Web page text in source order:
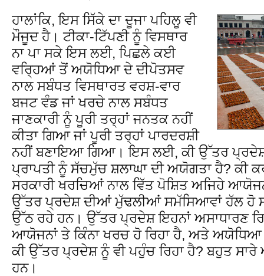
ਹਾਲਾਂਕਿ, ਇਸ ਸਿੱਕੇ ਦਾ ਦੂਜਾ ਪਹਿਲੂ ਵੀ
ਮੌਜੂਦ ਹੈ। ਟੀਕਾ-ਟਿੱਪਣੀ ਨੂੰ ਵਿਸਥਾਰ
ਨਾ ਪਾ ਸਕੇ ਇਸ ਲਈ, ਪਿਛਲੇ ਕਈ
ਵਰ੍ਹਿਆਂ ਤੋਂ ਅਯੋਧਿਆ ਦੇ ਦੀਪੋਤਸਵ
ਨਾਲ ਸਬੰਧਤ ਵਿਸਥਾਰਤ ਵਰਸ਼-ਵਾਰ
ਬਜਟ ਵੰਡ ਜਾਂ ਖਰਚੇ ਨਾਲ ਸਬੰਧਤ
ਜਾਣਕਾਰੀ ਨੂੰ ਪੂਰੀ ਤਰ੍ਹਾਂ ਜਨਤਕ ਨਹੀਂ
ਕੀਤਾ ਗਿਆ ਜਾਂ ਪੂਰੀ ਤਰ੍ਹਾਂ ਪਾਰਦਰਸ਼ੀ
ਨਹੀਂ ਬਣਾਇਆ ਗਿਆ। ਇਸ ਲਈ, ਕੀ ਉੱਤਰ ਪ੍ਰਦੇਸ਼
ਪ੍ਰਾਪਤੀ ਨੂੰ ਸੱਚਮੁੱਚ ਸ਼ਲਾਘਾ ਦੀ ਅਯੋਗਤਾ ਹੈ? ਕੀ
ਸਰਕਾਰੀ ਖਰਚਿਆਂ ਨਾਲ ਵਿੱਤ ਪੋਸ਼ਿਤ ਅਜਿਹੇ
ਉੱਤਰ ਪ੍ਰਦੇਸ਼ ਦੀਆਂ ਮੁੱਢਲੀਆਂ ਸਮੱਸਿਆਵਾਂ ਹੱਲ ਹੋ
ਉੱਠ ਰਹੇ ਹਨ। ਉੱਤਰ ਪ੍ਰਦੇਸ਼ ਇਹਨਾਂ ਅਸਾਧਾਰਣ
ਆਯੋਜਨਾਂ ਤੇ ਕਿੰਨਾ ਖਰਚ ਹੋ ਰਿਹਾ ਹੈ, ਅਤੇ ਅਯੋਧਿਆ
ਕੀ ਉੱਤਰ ਪ੍ਰਦੇਸ਼ ਨੂੰ ਵੀ ਪਹੁੰਚ ਰਿਹਾ ਹੈ? ਬਹੁਤ
ਹਨ।